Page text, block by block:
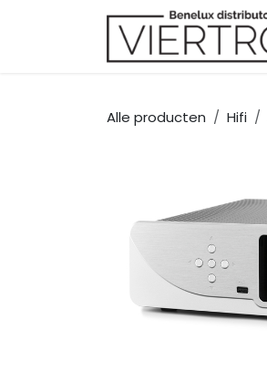
Alle producten Hifi